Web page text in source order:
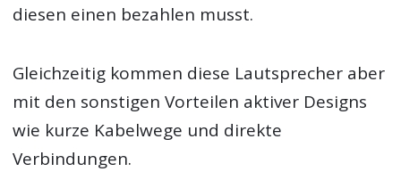
diesen einen bezahlen musst.
Gleichzeitig kommen diese Lautsprecher aber
mit den sonstigen Vorteilen aktiver Designs
wie kurze Kabelwege und direkte
Verbindungen.